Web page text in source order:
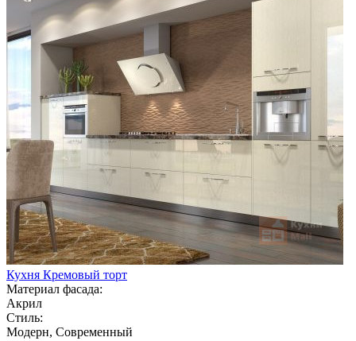
Кухня Кремовый торт
Материал фасада:
Акрил
Стиль:
Модерн, Современный